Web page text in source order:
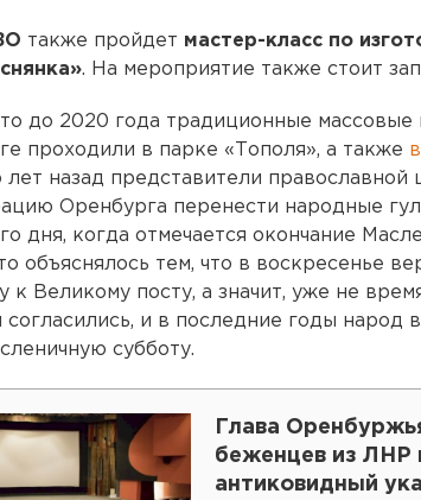
также пройдет мастер-класс по
. На мероприятие также стоит
до 2020 года традиционные массовые
проходили в парке «Тополя», а также
лет назад представители православной
Оренбурга перенести народные
дня, когда отмечается окончание
объяснялось тем, что в воскресенье
к Великому посту, а значит, уже не
согласились, и в последние годы народ
субботу.
Глава
беженцев из ЛНР
антиковидный